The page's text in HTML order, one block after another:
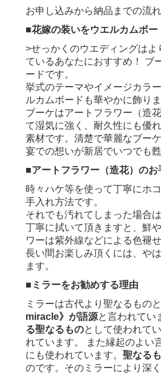
お申し込みから納品までの流
■花嫁の装いをウエルカムボ
>せっかくのウエディングは
ているあなたにおすすめ！ ブ
ードです。
挙式のテーマやイメージカラ
ルカムボードも華やかに飾り
ブーケはアートフラワー（造
て湿気に強く、耐久性にも優
素材です。清楚で華麗なブー
宴での想いが新居でいつでも
■アートフラワー（造花）のお
時々ハケ等を使って丁寧にホ
手入れ方法です。
それでも汚れてしまった場合
丁寧に拭いて頂きますと、鮮
ワーは紫外線などによる色褪
長い間お楽しみ頂くには、や
ます。
■ミラーをお勧めする理由
ミラーは古代より聖なるもの
miracle》が語源と言われてい
る聖なるものとして使われて
れています。 また縁起のよい
にも使われています。 聖なる
のです。そのミラーにより深